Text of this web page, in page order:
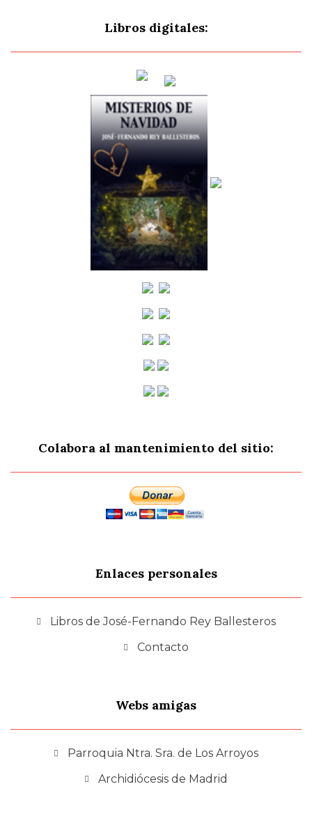
Libros digitales:
Colabora al mantenimiento del sitio:
Enlaces personales
Libros de José-Fernando Rey Ballesteros
Contacto
Webs amigas
Parroquia Ntra. Sra. de Los Arroyos
Archidiócesis de Madrid